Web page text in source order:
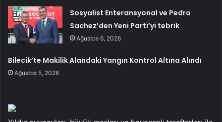
Sosyalist Enteransyonal ve Pedro
Sachez’den Yeni Parti’yi tebrik
Ağustos 6, 2026
Bilecik’te Makilik Alandaki Yangın Kontrol Altına Alındı
Ağustos 5, 2026